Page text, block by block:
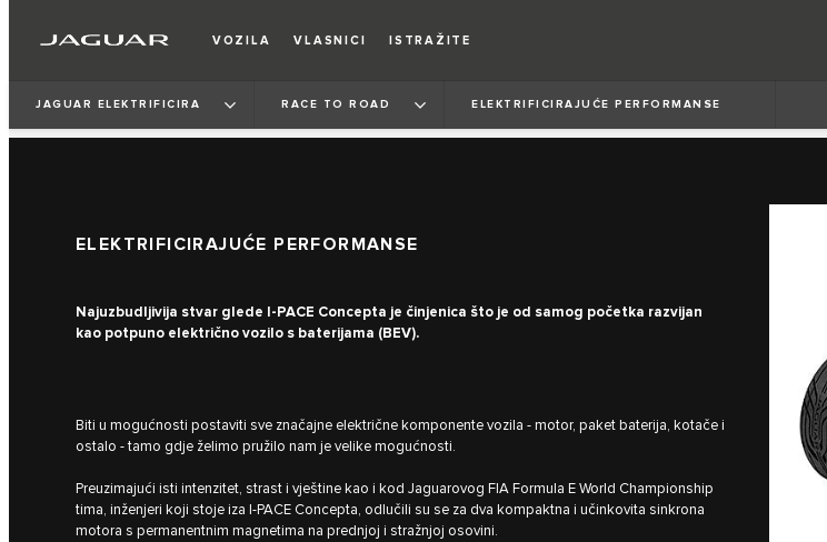
VOZILA VLASNICI ISTRAŽITE
JAGUAR ELEKTRIFICIRA RACE TO ROAD ELEKTRIFICIRAJUĆE PERFORMANSE
ELEKTRIFICIRAJUĆE PERFORMANSE
Najuzbudljivija stvar glede I‑PACE Concepta je činjenica što je od samog početka razvijan
kao potpuno električno vozilo s baterijama (BEV).
Biti u mogućnosti postaviti sve značajne električne komponente vozila - motor, paket baterija, kotače i
ostalo - tamo gdje želimo pružilo nam je velike mogućnosti.
Preuzimajući isti intenzitet, strast i vještine kao i kod Jaguarovog FIA Formula E World Championship
tima, inženjeri koji stoje iza I‑PACE Concepta, odlučili su se za dva kompaktna i učinkovita sinkrona
motora s permanentnim magnetima na prednjoj i stražnjoj osovini.